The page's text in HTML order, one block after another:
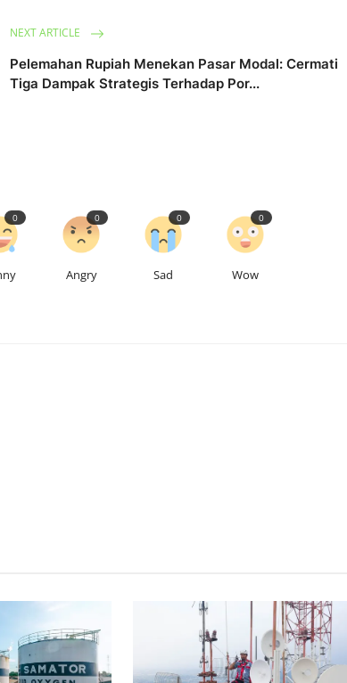
NEXT ARTICLE
Pelemahan Rupiah Menekan Pasar Modal: Cermati
Tiga Dampak Strategis Terhadap Por...
0
Angry
0
Sad
0
Wow
0